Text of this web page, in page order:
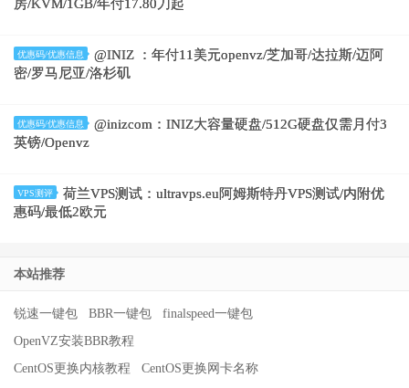
房/KVM/1GB/年付17.80刀起
优惠码/优惠信息
@INIZ ：年付11美元openvz/芝加哥/达拉斯/迈阿
密/罗马尼亚/洛杉矶
优惠码/优惠信息
@inizcom：INIZ大容量硬盘/512G硬盘仅需月付3
英镑/Openvz
VPS测评
荷兰VPS测试：ultravps.eu阿姆斯特丹VPS测试/内附优
惠码/最低2欧元
本站推荐
锐速一键包 BBR一键包
finalspeed一键包
OpenVZ安装BBR教程
CentOS更换内核教程
CentOS更换网卡名称